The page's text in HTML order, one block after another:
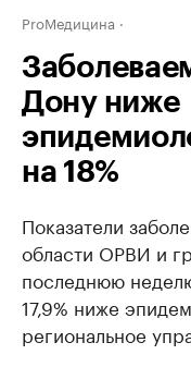
ProМедицина
Дону ниже
на 18%
Показатели
области ОРВИ и
последнюю
17,9% ниже
региональное